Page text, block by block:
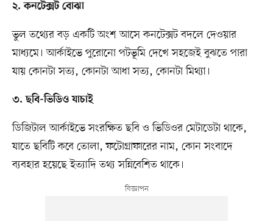
২. কনটেক্সট বোঝা
ভুল তথ্যের বড় একটি অংশ আসে কনটেক্সট বদলে দেওয়ার
মাধ্যমে। আর্কাইভে পুরোনো পটভূমি দেখে সহজেই বুঝতে পারা
যায় কোনটা সত্য, কোনটা আধা সত্য, কোনটা মিথ্যা।
৩. ছবি-ভিডিও যাচাই
ডিজিটাল আর্কাইভে সংরক্ষিত ছবি ও ভিডিওর মেটাডেটা থাকে,
যাতে ছবিটি কবে তোলা, ফটোগ্রাফারের নাম, কোন সংবাদে
ব্যবহার হয়েছে ইত্যাদি তথ্য সন্নিবেশিত থাকে।